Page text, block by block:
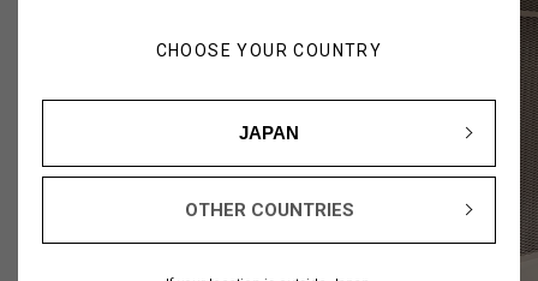
CHOOSE YOUR COUNTRY
JAPAN
OTHER COUNTRIES